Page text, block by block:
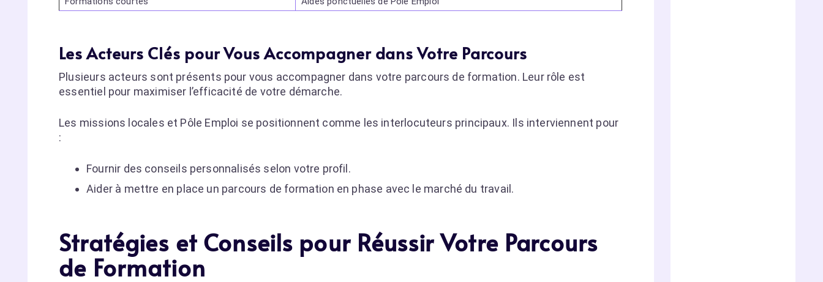
Les Acteurs Clés pour Vous Accompagner dans Votre Parcours
Plusieurs acteurs sont présents pour vous accompagner dans votre parcours de formation. Leur rôle est
essentiel pour maximiser l’efficacité de votre démarche.
Les missions locales et Pôle Emploi se positionnent comme les interlocuteurs principaux. Ils interviennent pour
:
Fournir des conseils personnalisés selon votre profil.
Aider à mettre en place un parcours de formation en phase avec le marché du travail.
Stratégies et Conseils pour Réussir Votre Parcours
de Formation